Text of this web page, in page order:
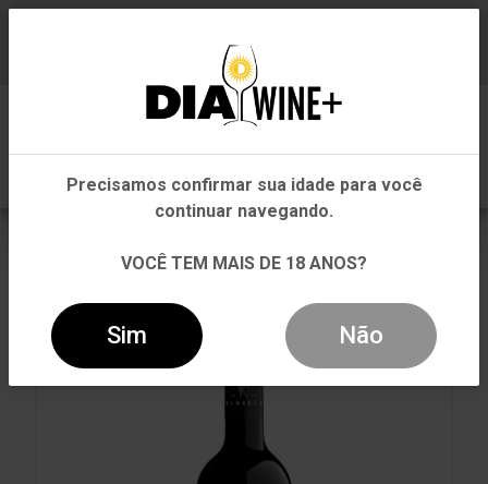
CARNE VERMELHA
Em que Estado você está?
Pernambuco
Outros Estados
Precisamos confirmar sua idade para você
continuar navegando.
VOCÊ TEM MAIS DE 18 ANOS?
Sim Não